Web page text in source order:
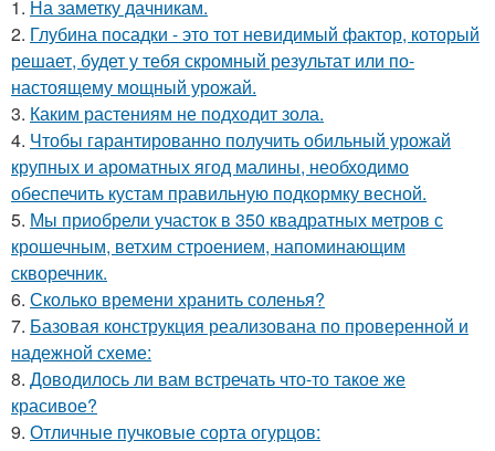
1. На заметку дачникам.
2. Глубина посадки - это тот невидимый фактор, который
решает, будет у тебя скромный результат или по-
настоящему мощный урожай.
3. Каким растениям не подходит зола.
4. Чтобы гарантированно получить обильный урожай
крупных и ароматных ягод малины, необходимо
обеспечить кустам правильную подкормку весной.
5. Мы приобрели участок в 350 квадратных метров с
крошечным, ветхим строением, напоминающим
скворечник.
6. Сколько времени хранить соленья?
7. Базовая конструкция реализована по проверенной и
надежной схеме:
8. Доводилось ли вам встречать что-то такое же
красивое?
9. Отличные пучковые сорта огурцов: